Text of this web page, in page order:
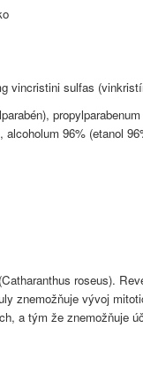
vincristini sulfas
96% (etanol
roseus).
znemožňuje vývoj
a tým že znemožňuje